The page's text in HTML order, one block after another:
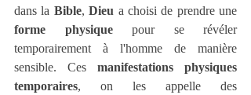
dans la Bible, Dieu
forme physique pour se révéler
temporairement à l'homme de manière
sensible. Ces manifestations physiques
temporaires